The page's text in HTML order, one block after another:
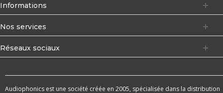
Informations
Nos services
Réseaux sociaux
Audiophonics est une société créée en 2005, spécialisée dans la distribution